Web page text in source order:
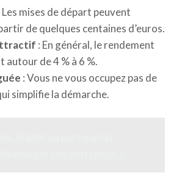
Les mises de départ peuvent
de quelques centaines d’euros.
: En général, le rendement
autour de 4 % à 6 %.
: Vous ne vous occupez pas de
simplifie la démarche.